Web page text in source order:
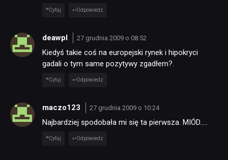
Cytuj Odpowiedz
deawpl 27 grudnia 2009 o 08:52
Kiedyś takie coś na europejski rynek i hipokryci
gadali o tym same pozytywy zgadłem?.
Cytuj Odpowiedz
maczo123 27 grudnia 2009 o 10:24
Najbardziej spodobała mi się ta pierwsza. MIÓD…..
Cytuj Odpowiedz